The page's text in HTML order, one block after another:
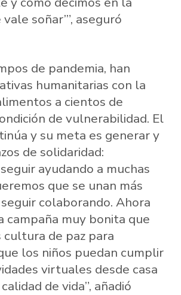
vale soñar’”, aseguró
de pandemia, han
humanitarias con la
a cientos de
de vulnerabilidad. El
y su meta es generar y
de solidaridad:
ayudando a muchas
que se unan más
colaborando. Ahora
campaña muy bonita que
de paz para
los niños puedan cumplir
virtuales desde casa
de vida”, añadió